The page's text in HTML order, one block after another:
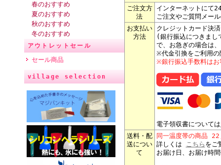
春のおすすめ
夏のおすすめ
秋のおすすめ
冬のおすすめ
アウトレットセール
セール商品
village selection
ご注文方
法
インターネットにて
ご注文やご質問メー
お支払い
方法
クレジットカード決
(銀行振込につきまし
で、お急ぎの場合は
※代金引換をご利用の
※銀行振込手数料はお
電子領収書については
送料・配
送につい
て
同一温度帯の商品
詳しくは こちら をご
お届け日、お届け時